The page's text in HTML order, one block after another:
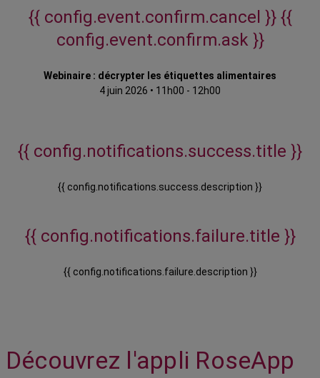
{{ config.event.confirm.cancel }} {{
config.event.confirm.ask }}
Webinaire : décrypter les étiquettes alimentaires
4 juin 2026 • 11h00 - 12h00
{{ config.notifications.success.title }}
{{ config.notifications.success.description }}
{{ config.notifications.failure.title }}
{{ config.notifications.failure.description }}
Découvrez l'appli RoseApp